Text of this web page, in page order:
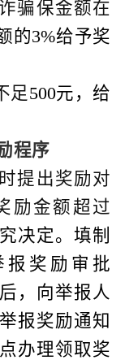
骗保金额在
的3%给予奖
足 500元，给
程序
提出奖励对
励金额超过
决定。填制
报奖励审批
，向举报人
报奖励通知
办理领取奖